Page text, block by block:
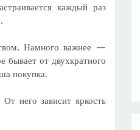
каждый раз
Намного важнее —
бывает от двухкратного
покупка.
него зависит яркость